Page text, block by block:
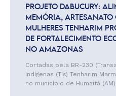
PROJETO DABUCURY:
MEMÓRIA, ARTESANATO
MULHERES TENHARIM
DE FORTALECIMENTO
NO AMAZONAS
Cortadas pela BR-230
Indígenas (TIs) Tenharim
no município de Humaitá